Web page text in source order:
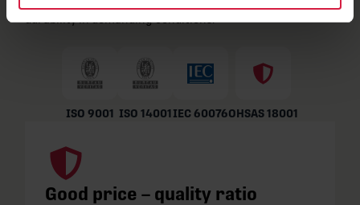
durability in demanding conditions.
ISO 9001 ISO 14001IEC 60076OHSAS 18001
Good price – quality ratio